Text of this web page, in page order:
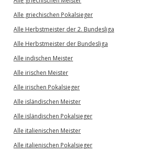
Alle griechischen Pokalsieger
Alle Herbstmeister der 2. Bundesliga
Alle Herbstmeister der Bundesliga
Alle indischen Meister
Alle irischen Meister
Alle irischen Pokalsieger
Alle isländischen Meister
Alle isländischen Pokalsieger
Alle italienischen Meister
Alle italienischen Pokalsieger